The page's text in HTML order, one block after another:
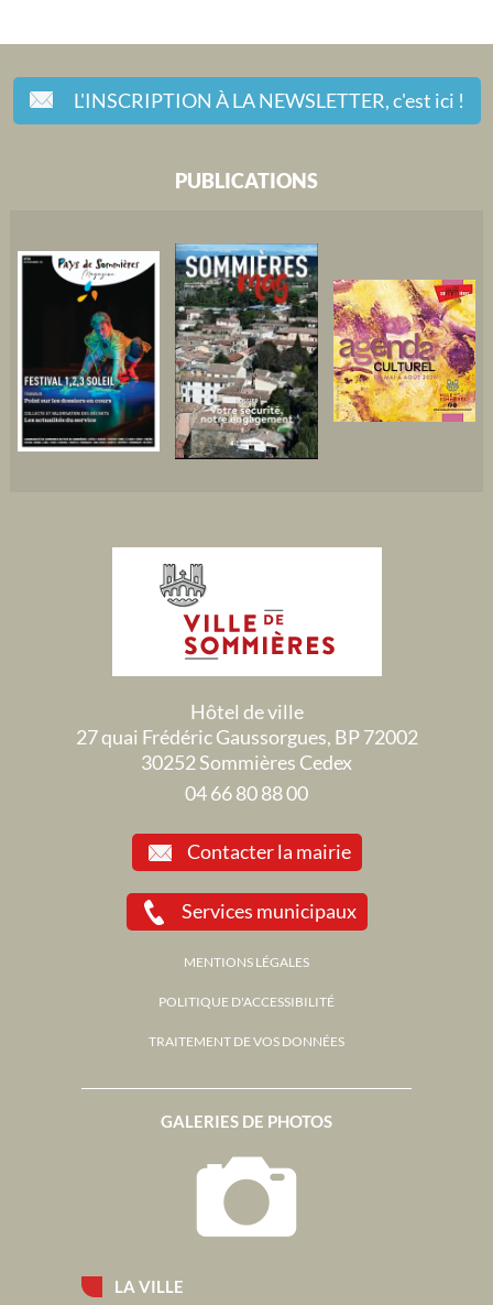
L'INSCRIPTION À LA NEWSLETTER,c'est ici !
LA VILLE
GALERIES DE PHOTOS
PUBLICATIONS
Hôtel de ville
27 quai Frédéric Gaussorgues, BP 72002
30252 Sommières Cedex
04 66 80 88 00
Contacter la mairie
Services municipaux
MENTIONS LÉGALES
POLITIQUE D'ACCESSIBILITÉ
TRAITEMENT DE VOS DONNÉES